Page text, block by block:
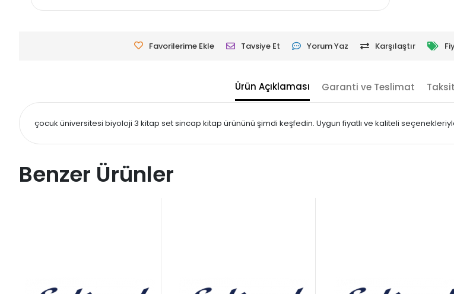
Favorilerime Ekle Tavsiye Et Yorum Yaz Karşılaştır
Ürün Açıklaması Garanti ve Teslimat
çocuk üniversitesi biyoloji 3 kitap set sincap kitap ürününü şimdi keşfedin. Uygun fiyatlı ve kaliteli
Benzer Ürünler